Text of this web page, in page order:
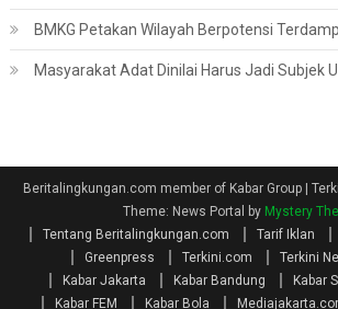
BMKG Petakan Wilayah Berpotensi
Masyarakat Adat Dinilai Harus Jadi Subjek
Beritalingkungan.com member of Kabar Group |
Theme: News Portal by Mystery
Tentang Beritalingkungan.com
Tarif Iklan
Greenpress
Terkini.com Terkini
Kabar Jakarta
Kabar Bandung Kabar
Kabar FEM
Kabar Bola